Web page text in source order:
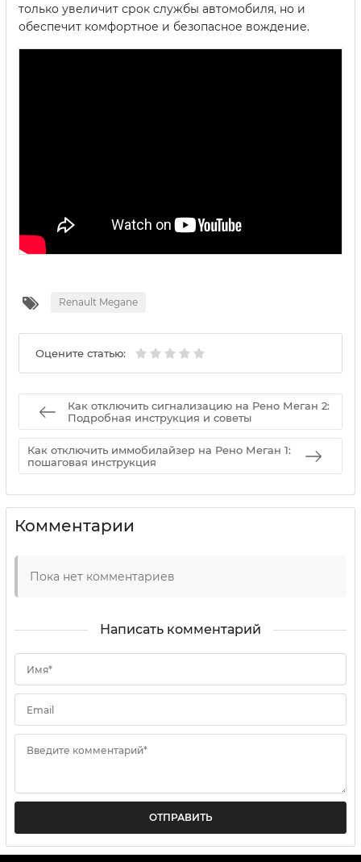
только увеличит срок службы автомобиля, но и
обеспечит комфортное и безопасное вождение.
Renault Megane
Оцените статью:
Как отключить сигнализацию на Рено Меган 2:
Подробная инструкция и советы
Как отключить иммобилайзер на Рено Меган 1:
пошаговая инструкция
Комментарии
Пока нет комментариев
Написать комментарий
Имя*
Email
Введите комментарий*
ОТПРАВИТЬ